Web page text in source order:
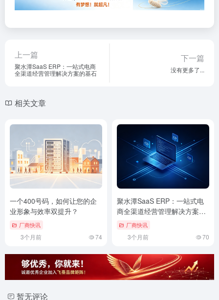
上一篇
聚水潭SaaS ERP：一站式电商
全渠道经营管理解决方案的基石
下一篇
没有更多了...
相关文章
一个400号码，如何让您的企
业形象与效率双提升？
厂商快讯
3个月前 74
聚水潭SaaS ERP：一站式电
商全渠道经营管理解决方案的
基石厂商快讯
3个月前 70
暂无评论